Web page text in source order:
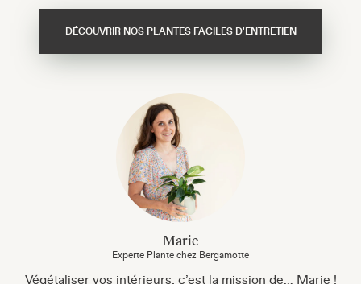
DÉCOUVRIR NOS PLANTES FACILES D'ENTRETIEN
Marie
Experte Plante chez Bergamotte
Végétaliser vos intérieurs, c’est la mission de… Marie !